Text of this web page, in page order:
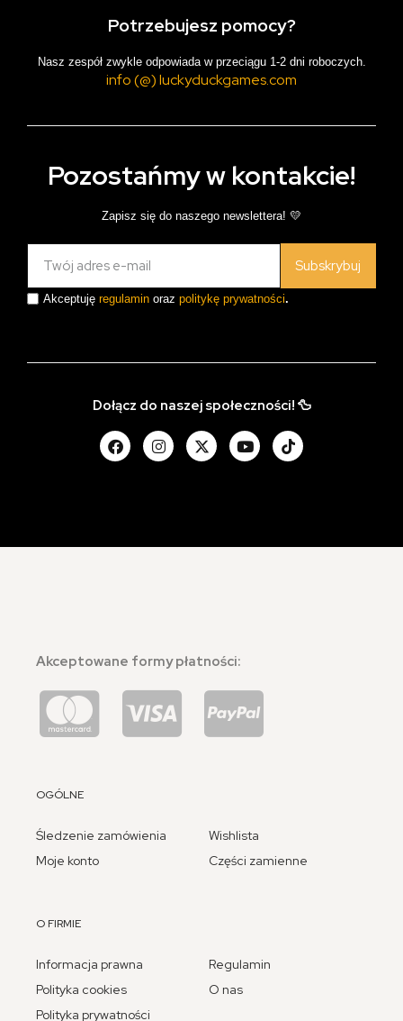
Potrzebujesz pomocy?
Nasz zespół zwykle odpowiada w przeciągu 1-2 dni roboczych.
info (@) luckyduckgames.com
Pozostańmy w kontakcie!
Zapisz się do naszego newslettera! 💛
Subskrybuj
Akceptuję regulamin oraz politykę prywatności.
Dołącz do naszej społeczności! 🦆
Akceptowane formy płatności:
OGÓLNE
Śledzenie zamówienia
Moje konto
Wishlista
Części zamienne
O FIRMIE
Informacja prawna
Polityka cookies
Polityka prywatności
Regulamin
O nas